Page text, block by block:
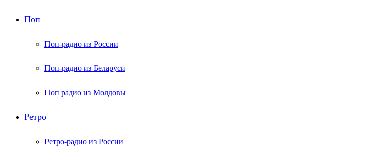
Поп
Поп-радио из России
Поп-радио из Беларуси
Поп радио из Молдовы
Ретро
Ретро-радио из России